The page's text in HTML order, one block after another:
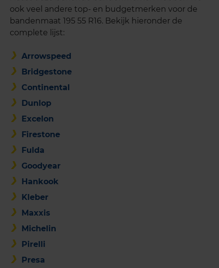
ook veel andere top- en budgetmerken voor de
bandenmaat 195 55 R16. Bekijk hieronder de
complete lijst:
Arrowspeed
Bridgestone
Continental
Dunlop
Excelon
Firestone
Fulda
Goodyear
Hankook
Kleber
Maxxis
Michelin
Pirelli
Presa